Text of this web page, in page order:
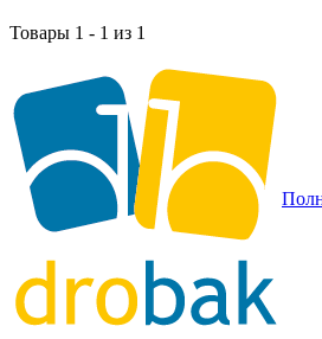
Товары 1 - 1 из 1